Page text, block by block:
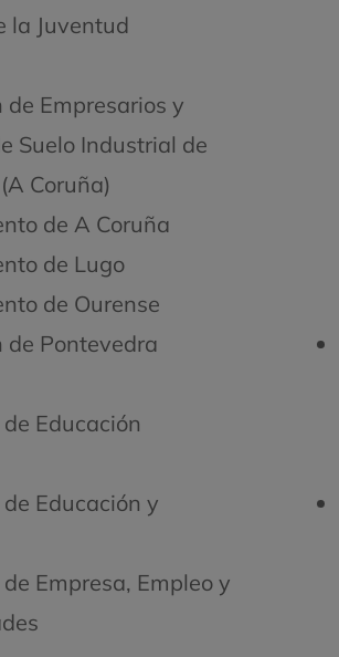
la Juventud
de Empresarios y
Suelo Industrial de
Coruña)
de A Coruña
de Lugo
de Ourense
de Pontevedra
Educación
Educación y
Empresa, Empleo y